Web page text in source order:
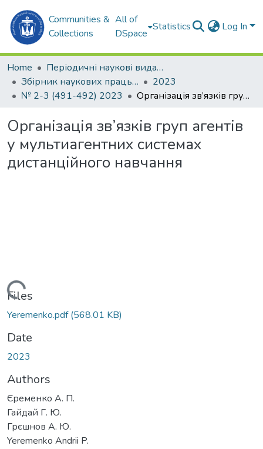
Communities &
Collections
All of
DSpace
Statistics Log In
Home
Періодичні наукові видання
Збірник наукових праць НУК
2023
№ 2-3 (491-492) 2023
Організація зв’язків груп агентів у мультиагентних системах дистанційного навчання
Організація зв’язків груп агентів
у мультиагентних системах
дистанційного навчання
Files
Yeremenko.pdf(568.01 KB)
Date
2023
Authors
Єременко А. П.
Гайдай Г. Ю.
Грєшнов А. Ю.
Yeremenko Andrii P.